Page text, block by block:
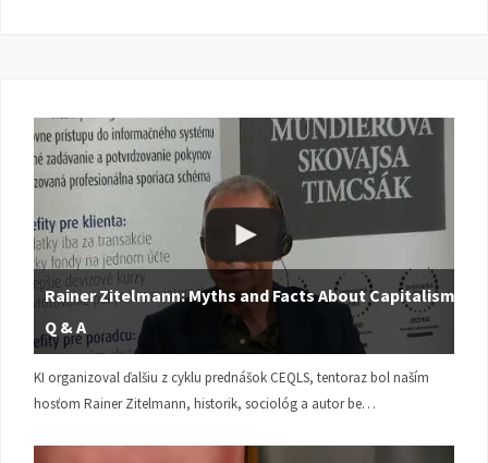
Rainer Zitelmann: Myths and Facts About Capitalism |
Q & A
KI organizoval ďalšiu z cyklu prednášok CEQLS, tentoraz bol naším
hosťom Rainer Zitelmann, historik, sociológ a autor be…